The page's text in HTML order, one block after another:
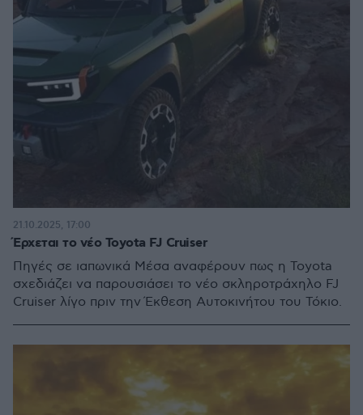
Έρχεται το νέο Toyota FJ Cruiser
Πηγές σε ιαπωνικά Μέσα αναφέρουν πως η Toyota
σχεδιάζει να παρουσιάσει το νέο σκληροτράχηλο FJ
Cruiser λίγο πριν την Έκθεση Αυτοκινήτου του Τόκιο.
21.10.2025, 17:00